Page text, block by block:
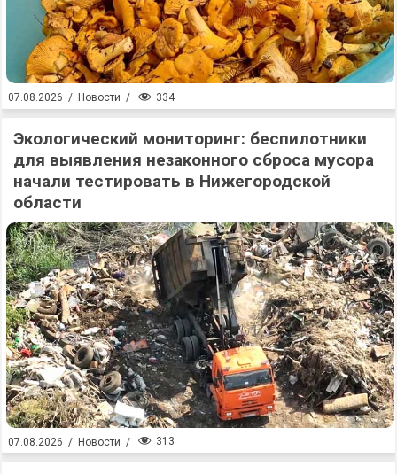
07.08.2026 / Новости / 334
Экологический мониторинг: беспилотники
для выявления незаконного сброса мусора
начали тестировать в Нижегородской
области
07.08.2026 / Новости / 313